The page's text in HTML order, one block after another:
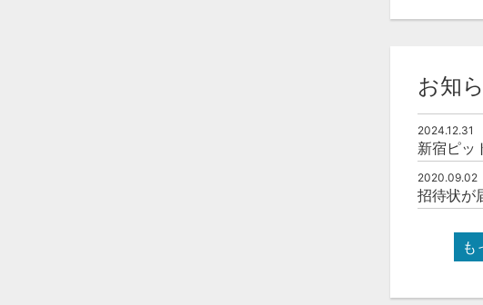
お知
2024.12.31
2020.09.02
招待状が
も